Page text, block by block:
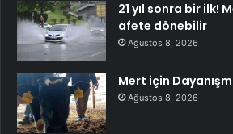
21 yıl sonra bir ilk!
afete dönebilir
Ağustos 8, 2026
Mert için
Ağustos 8, 2026